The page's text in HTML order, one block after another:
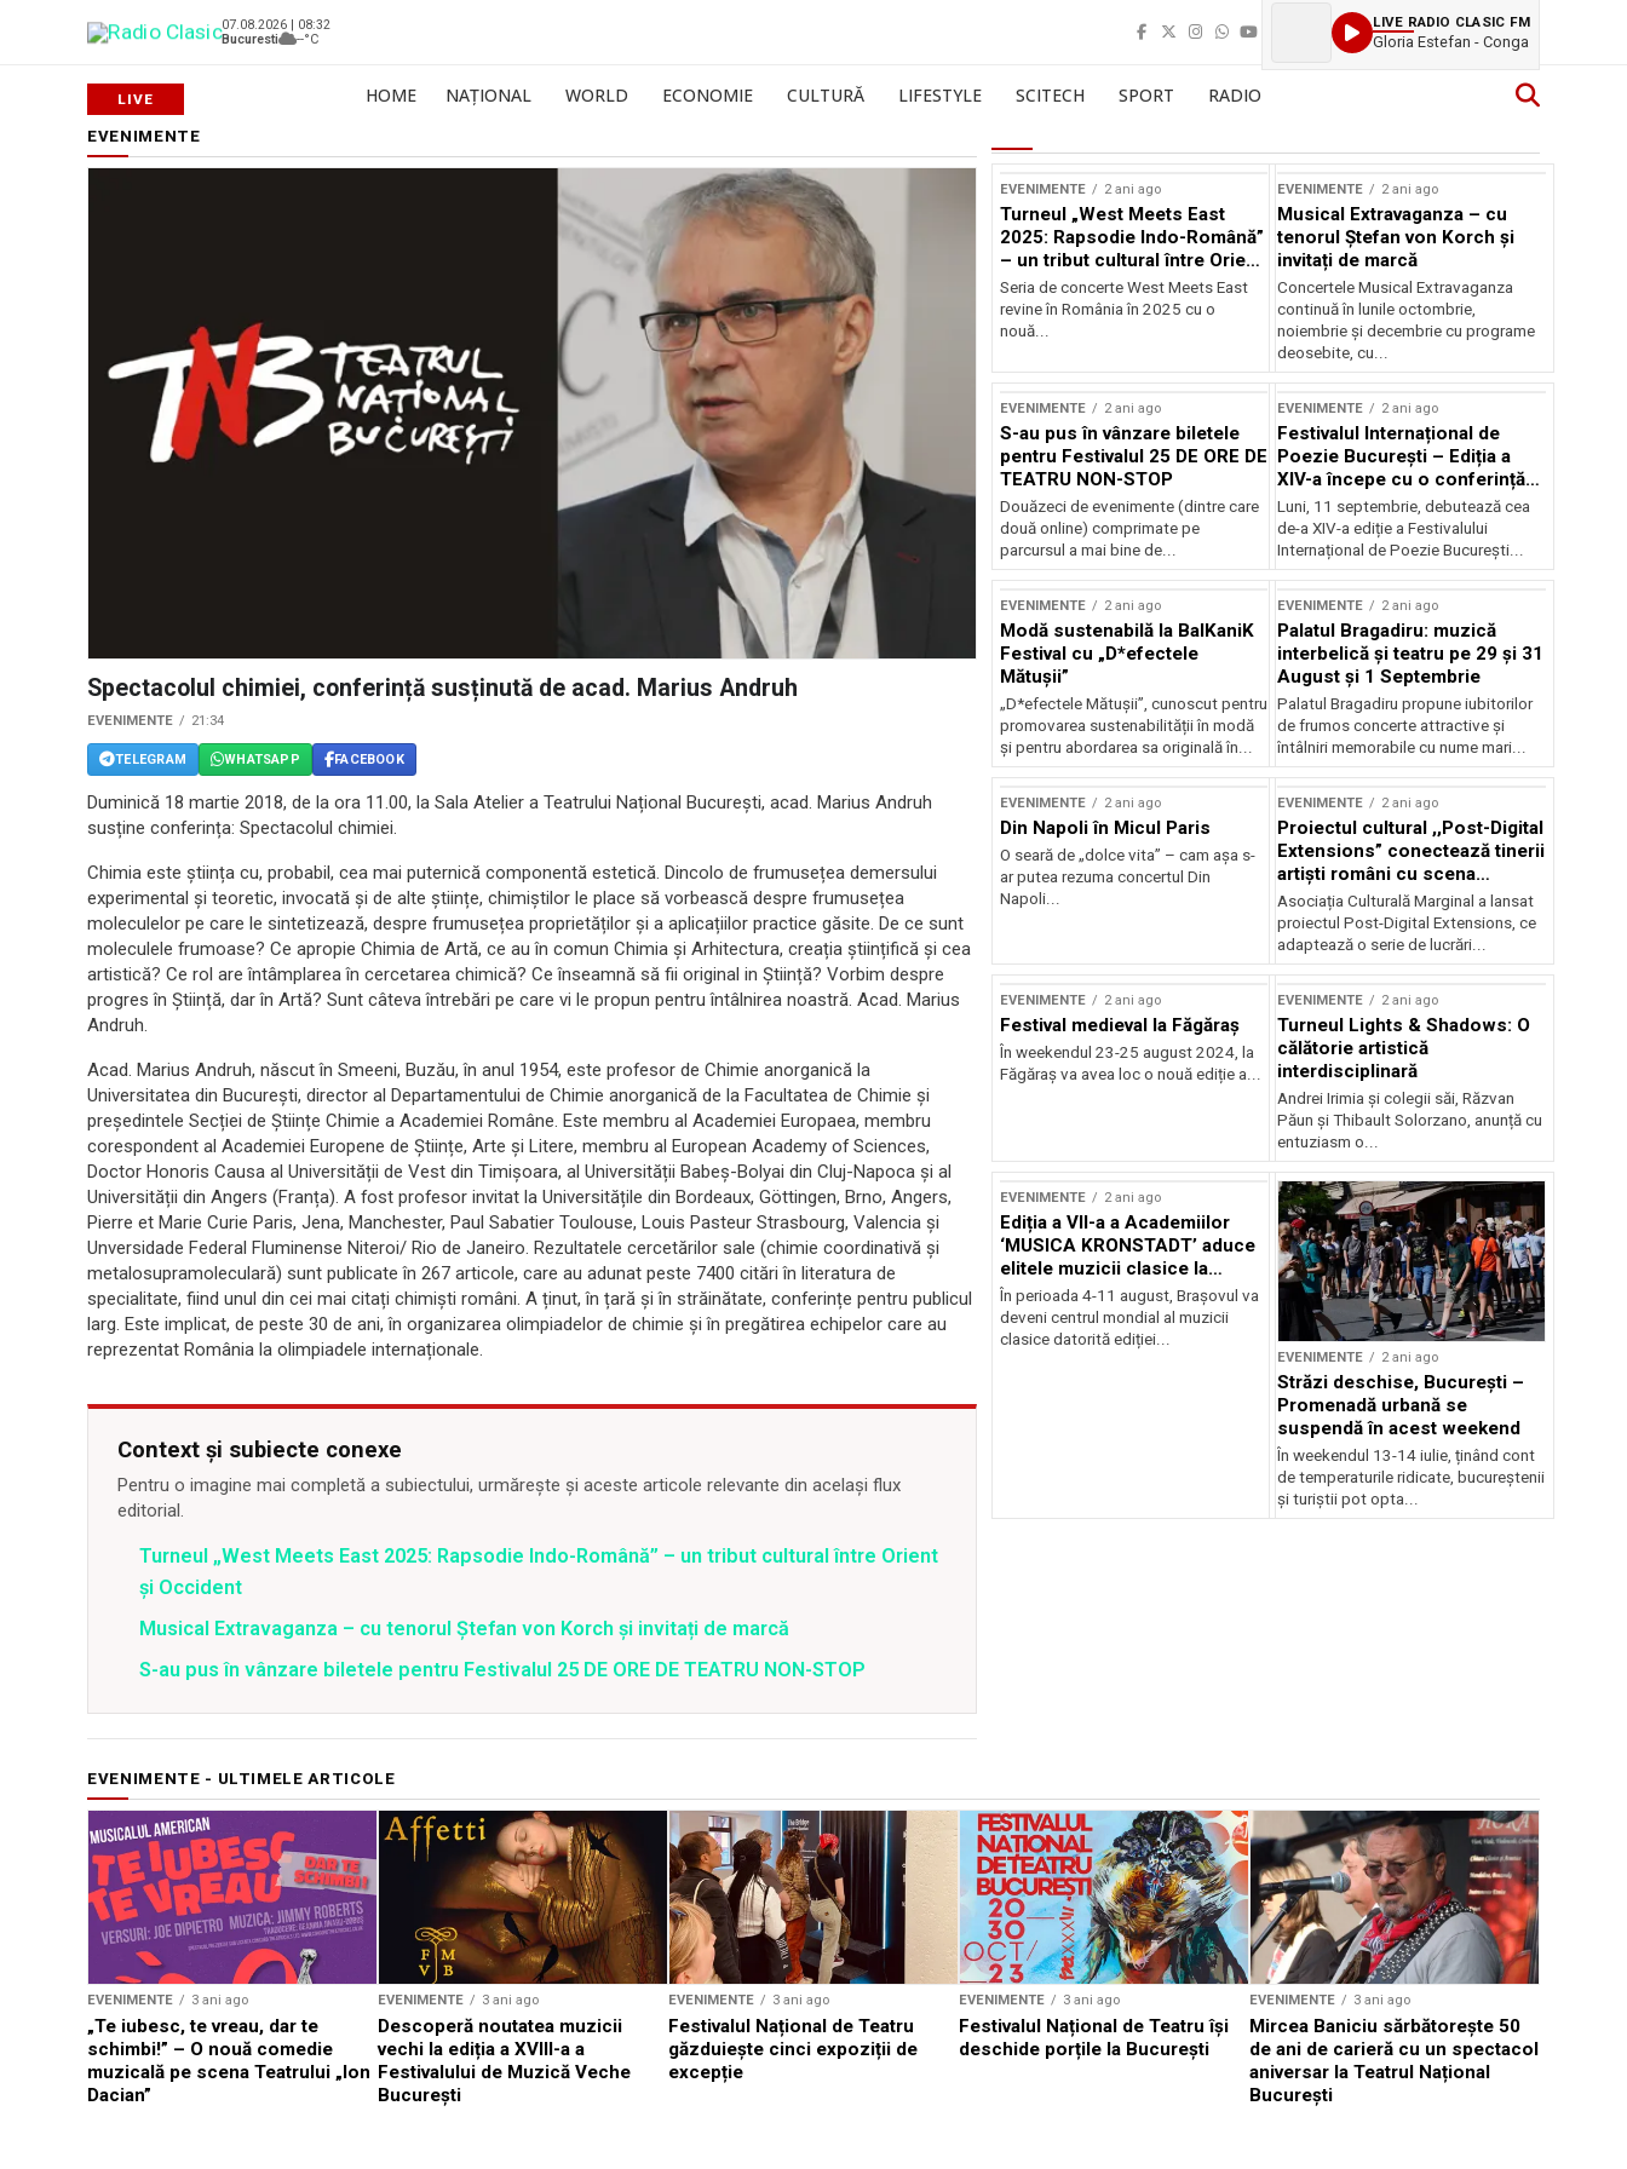
07.08.2026 | 08:32
Bucuresti
--°C
LIVE RADIO CLASIC FM
Gloria Estefan - Conga
HOME NAȚIONAL WORLD ECONOMIE CULTURĂ LIFESTYLE SCITECH SPORT RADIO
EVENIMENTE
Spectacolul chimiei, conferință susținută de acad. Marius Andruh
EVENIMENTE 21:34
TELEGRAM WHATSAPP FACEBOOK
Duminică 18 martie 2018, de la ora 11.00, la Sala Atelier a Teatrului Național București, acad. Marius Andruh
susține conferința: Spectacolul chimiei.
Chimia este știința cu, probabil, cea mai puternică componentă estetică. Dincolo de frumusețea demersului
experimental și teoretic, invocată și de alte științe, chimiștilor le place să vorbească despre frumusețea
moleculelor pe care le sintetizează, despre frumusețea proprietăților și a aplicațiilor practice găsite. De ce sunt
moleculele frumoase? Ce apropie Chimia de Artă, ce au în comun Chimia și Arhitectura, creația științifică și cea
artistică? Ce rol are întâmplarea în cercetarea chimică? Ce înseamnă să fii original in Știință? Vorbim despre
progres în Știință, dar în Artă? Sunt câteva întrebări pe care vi le propun pentru întâlnirea noastră. Acad. Marius
Andruh.
Acad. Marius Andruh, născut în Smeeni, Buzău, în anul 1954, este profesor de Chimie anorganică la
Universitatea din București, director al Departamentului de Chimie anorganică de la Facultatea de Chimie și
președintele Secției de Științe Chimie a Academiei Române. Este membru al Academiei Europaea, membru
corespondent al Academiei Europene de Științe, Arte și Litere, membru al European Academy of Sciences,
Doctor Honoris Causa al Universității de Vest din Timișoara, al Universității Babeș-Bolyai din Cluj-Napoca și al
Universității din Angers (Franța). A fost profesor invitat la Universitățile din Bordeaux, Göttingen, Brno, Angers,
Pierre et Marie Curie Paris, Jena, Manchester, Paul Sabatier Toulouse, Louis Pasteur Strasbourg, Valencia și
Unversidade Federal Fluminense Niteroi/ Rio de Janeiro. Rezultatele cercetărilor sale (chimie coordinativă și
metalosupramoleculară) sunt publicate în 267 articole, care au adunat peste 7400 citări în literatura de
specialitate, fiind unul din cei mai citați chimiști români. A ținut, în țară și în străinătate, conferințe pentru publicul
larg. Este implicat, de peste 30 de ani, în organizarea olimpiadelor de chimie și în pregătirea echipelor care au
reprezentat România la olimpiadele internaționale.
Context și subiecte conexe
Pentru o imagine mai completă a subiectului, urmărește și aceste articole relevante din același flux
editorial.
Turneul „West Meets East 2025: Rapsodie Indo-Română” – un tribut cultural între Orient
și Occident
Musical Extravaganza – cu tenorul Ștefan von Korch și invitați de marcă
S-au pus în vânzare biletele pentru Festivalul 25 DE ORE DE TEATRU NON-STOP
EVENIMENTE 2 ani ago
Turneul „West Meets East
2025: Rapsodie Indo-Română”
– un tribut cultural între Orient
și Occident
Seria de concerte West Meets East
revine în România în 2025 cu o
nouă...
EVENIMENTE 2 ani ago
Musical Extravaganza – cu
tenorul Ștefan von Korch și
invitați de marcă
Concertele Musical Extravaganza
continuă în lunile octombrie,
noiembrie şi decembrie cu programe
deosebite, cu...
EVENIMENTE 2 ani ago
S-au pus în vânzare biletele
pentru Festivalul 25 DE ORE DE
TEATRU NON-STOP
Douăzeci de evenimente (dintre care
două online) comprimate pe
parcursul a mai bine de...
EVENIMENTE 2 ani ago
Festivalul Internațional de
Poezie București – Ediția a
XIV-a începe cu o conferință
despre limba română
susținută de Marco Lucchesi
Luni, 11 septembrie, debutează cea
de-a XIV-a ediție a Festivalului
Internațional de Poezie București...
EVENIMENTE 2 ani ago
Modă sustenabilă la BalKaniK
Festival cu „D*efectele
Mătușii”
„D*efectele Mătușii”, cunoscut pentru
promovarea sustenabilității în modă
și pentru abordarea sa originală în...
EVENIMENTE 2 ani ago
Palatul Bragadiru: muzică
interbelică şi teatru pe 29 şi 31
August şi 1 Septembrie
Palatul Bragadiru propune iubitorilor
de frumos concerte attractive şi
întâlniri memorabile cu nume mari...
EVENIMENTE 2 ani ago
Din Napoli în Micul Paris
O seară de „dolce vita” – cam așa s-
ar putea rezuma concertul Din
Napoli...
EVENIMENTE 2 ani ago
Proiectul cultural ,,Post-Digital
Extensions” conectează tinerii
artiști români cu scena
internațională
Asociația Culturală Marginal a lansat
proiectul Post-Digital Extensions, ce
adaptează o serie de lucrări...
EVENIMENTE 2 ani ago
Festival medieval la Făgăraș
În weekendul 23-25 august 2024, la
Făgăraș va avea loc o nouă ediție a...
EVENIMENTE 2 ani ago
Turneul Lights & Shadows: O
călătorie artistică
interdisciplinară
Andrei Irimia și colegii săi, Răzvan
Păun și Thibault Solorzano, anunță cu
entuziasm o...
EVENIMENTE 2 ani ago
Ediția a VII-a a Academiilor
‘MUSICA KRONSTADT’ aduce
elitele muzicii clasice la
Brașov
În perioada 4-11 august, Brașovul va
deveni centrul mondial al muzicii
clasice datorită ediției...
EVENIMENTE 2 ani ago
Străzi deschise, București –
Promenadă urbană se
suspendă în acest weekend
În weekendul 13-14 iulie, ținând cont
de temperaturile ridicate, bucureștenii
și turiștii pot opta...
EVENIMENTE - ULTIMELE ARTICOLE
EVENIMENTE 3 ani ago
„Te iubesc, te vreau, dar te
schimbi!” – O nouă comedie
muzicală pe scena Teatrului „Ion
Dacian”
EVENIMENTE 3 ani ago
Descoperă noutatea muzicii
vechi la ediția a XVIII-a a
Festivalului de Muzică Veche
București
EVENIMENTE 3 ani ago
Festivalul Național de Teatru
găzduiește cinci expoziții de
excepție
EVENIMENTE 3 ani ago
Festivalul Național de Teatru își
deschide porțile la București
EVENIMENTE 3 ani ago
Mircea Baniciu sărbătorește 50
de ani de carieră cu un spectacol
aniversar la Teatrul Național
București